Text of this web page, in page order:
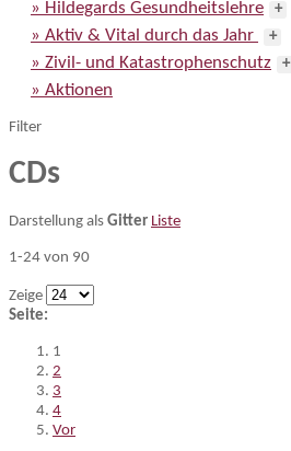
» Hildegards Gesundheitslehre +
» Aktiv & Vital durch das Jahr +
» Zivil- und Katastrophenschutz +
» Aktionen
Filter
CDs
Darstellung als Gitter Liste
1-24 von 90
Zeige
Seite:
1
2
3
4
Vor